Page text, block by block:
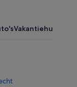
Vakantiehuizen